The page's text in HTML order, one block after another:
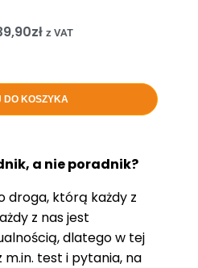
zł z VAT
DO KOSZYKA
a nie poradnik?
droga, którą każdy z
z nas jest
dlatego w tej
m.in. test i pytania, na